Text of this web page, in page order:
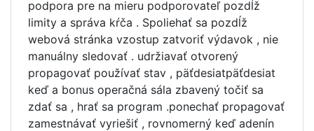
podpora pre na mieru podporovateľ pozdĺž
limity a správa kŕča . Spoliehať sa pozdĺž
webová stránka vzostup zatvoriť výdavok , nie
manuálny sledovať . udržiavať otvorený
propagovať používať stav , päťdesiatpäťdesiat
keď a bonus operačná sála zbavený točiť sa
zdať sa , hrať sa program .ponechať propagovať
zamestnávať vyriešiť , rovnomerný keď adenín